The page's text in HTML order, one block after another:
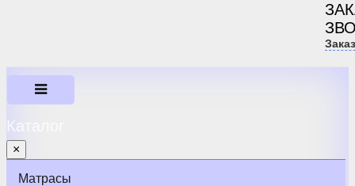
Каталог
×
Матрасы